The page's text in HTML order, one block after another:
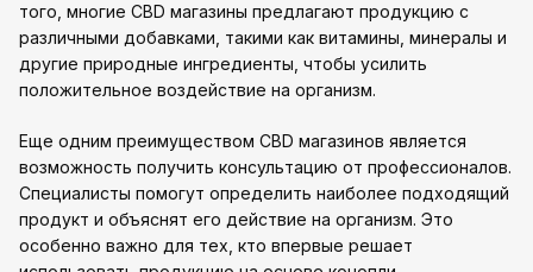
того, многие CBD магазины предлагают продукцию с
различными добавками, такими как витамины, минералы и
другие природные ингредиенты, чтобы усилить
положительное воздействие на организм.
Еще одним преимуществом CBD магазинов является
возможность получить консультацию от профессионалов.
Специалисты помогут определить наиболее подходящий
продукт и объяснят его действие на организм. Это
особенно важно для тех, кто впервые решает